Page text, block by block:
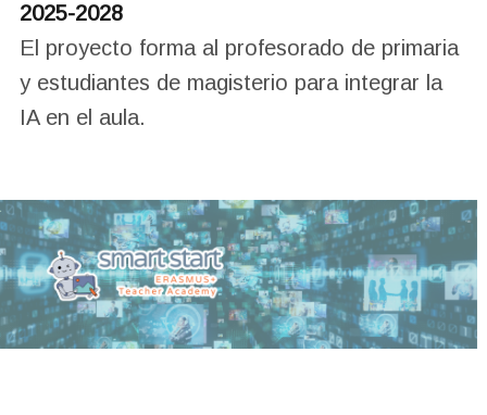
2025-2028
El proyecto forma al profesorado de primaria
y estudiantes de magisterio para integrar la
IA en el aula.